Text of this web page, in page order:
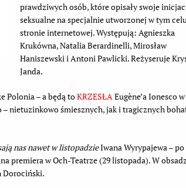
prawdziwych osób, które opisały swoje
seksualne na specjalnie utworzonej w tym
stronie internetowej. Występują: Agnieszka
Krukówna, Natalia Berardinelli, Mirosław
Haniszewski i Antoni Pawlicki. Reżyseruje
Janda.
Polonia – a będą toKRZESŁAEugène’a Ionesco w
nietuzinkowo śmiesznych, jak i tragicznych
nas nawet w listopadzieIwana Wyrypajewa – po
premiera w Och-Teatrze (29 listopada). W
Dorociński.